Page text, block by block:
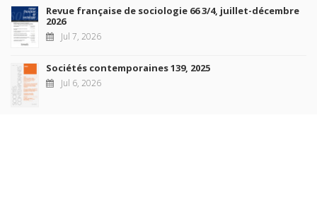
Revue française de sociologie 66 3/4, juillet-décembre
2026
Jul 7, 2026
Sociétés contemporaines 139, 2025
Jul 6, 2026